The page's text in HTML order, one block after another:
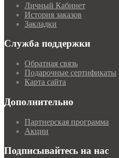
Личный Кабинет
История заказов
Закладки
Служба поддержки
Обратная связь
Подарочные сертификаты
Карта сайта
Дополнительно
Партнерская программа
Акции
Подписывайтесь на нас